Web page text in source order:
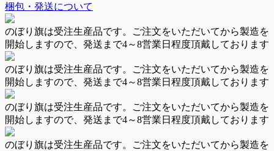
梱包・発送について
のぼり旗は受注生産品です。ご注文をいただいてから製造を
開始しますので、発送まで4～8営業日 程度頂戴しております
のぼり旗は受注生産品です。ご注文をいただいてから製造を
開始しますので、発送まで4～8営業日 程度頂戴しております
のぼり旗は受注生産品です。ご注文をいただいてから製造を
開始しますので、発送まで4～8営業日 程度頂戴しております
のぼり旗は受注生産品です。ご注文をいただいてから製造を